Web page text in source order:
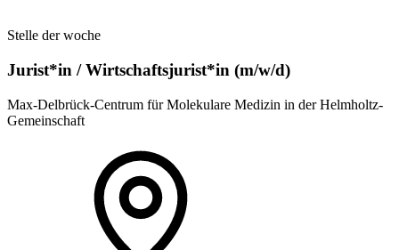
Stelle der woche
Jurist*in / Wirtschafts­jurist*in (m/w/d)
Max-Delbrück-Centrum für Molekulare Medizin in der Helmholtz-
Gemeinschaft